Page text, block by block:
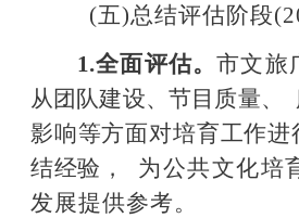
(五)总结评估阶段
1.全面评估。市文旅
从团队建设、节目质量、
影响等方面对培育工作进
结经验，
为公共文化培
发展提供参考。